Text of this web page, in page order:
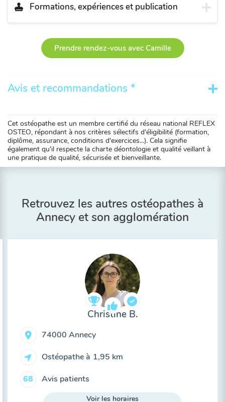
Formations, expériences et publication
Prendre rendez-vous avec Camille
Avis et recommandations *
Cet ostéopathe est un membre certifié du réseau national REFLEX
OSTEO, répondant à nos critères sélectifs d'éligibilité (formation,
diplôme, assurance, conditions d'exercices...). Cela signifie
également qu'il respecte la charte déontologie et qualité veillant à
une pratique de qualité, sécurisée et bienveillante.
Retrouvez les autres ostéopathes à
Annecy et son agglomération
Christine B.
74000 Annecy
Ostéopathe à 1,95 km
68 Avis patients
Voir les horaires